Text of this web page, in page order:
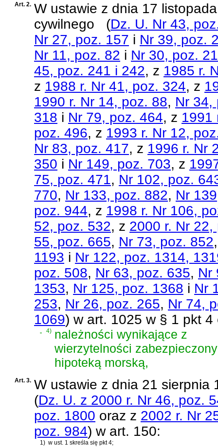
Art. 2. W ustawie z dnia 17
cywilnego
(Dz. U. Nr 43,
Nr 27, poz. 157 i Nr 39, poz.
Nr 11, poz. 82 i Nr 30, poz.
45, poz. 241 i 242, z 1985 r.
z 1988 r. Nr 41, poz. 324, z
1990 r. Nr 14, poz. 88, Nr 34,
318 i Nr 79, poz. 464, z 1991
poz. 496, z 1993 r. Nr 12,
Nr 83, poz. 417, z 1996 r. Nr
350 i Nr 149, poz. 703, z
75, poz. 471, Nr 102, poz.
770, Nr 133, poz. 882, Nr
poz. 944, z 1998 r. Nr 106,
52, poz. 532, z 2000 r. Nr
55, poz. 665, Nr 73, poz. 852
1193 i Nr 122, poz. 1314,
poz. 508, Nr 63, poz. 635, Nr
1353, Nr 125, poz. 1368 i Nr
253, Nr 26, poz. 265, Nr 74,
1069) w art. 1025 w § 1 pkt
4) należności wynikające z
wierzytelności
hipoteką morską,
Art. 3. W ustawie z dnia 21 sierpnia
(Dz. U. z 2000 r. Nr 46, poz.
poz. 1800 oraz z 2002 r. Nr
poz. 984) w art. 150:
1) w ust. 1 skreśla się pkt 4;